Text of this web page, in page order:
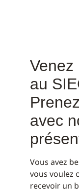
Venez
au
avec
Vous avez
vous voulez
recevoir un